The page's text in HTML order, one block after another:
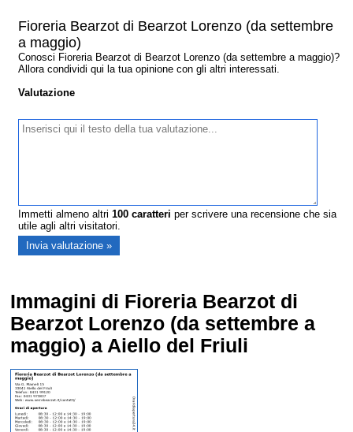
Fioreria Bearzot di Bearzot Lorenzo (da settembre
a maggio)
Conosci Fioreria Bearzot di Bearzot Lorenzo (da settembre a maggio)?
Allora condividi qui la tua opinione con gli altri interessati.
Valutazione
Immetti almeno altri100 caratteri per scrivere una recensione che sia
utile agli altri visitatori.
Immagini di Fioreria Bearzot di
Bearzot Lorenzo (da settembre a
maggio) a Aiello del Friuli